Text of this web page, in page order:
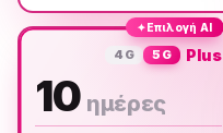
✦Επιλογή AI
4G 5G Plus
10 ημέρες